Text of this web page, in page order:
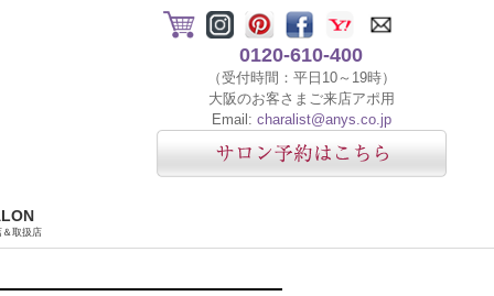
0120-610-400
（受付時間：平日10～19時）
大阪のお客さまご来店アポ用
Email: charalist@anys.co.jp
＆取扱店